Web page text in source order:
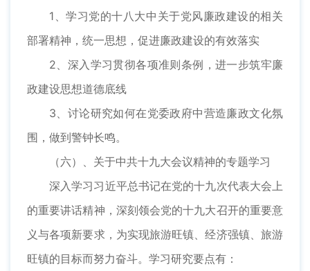
1、学习党的十八大中关于党风廉政建设的相关
部署精神，统一思想，促进廉政建设的有效落实
2、深入学习贯彻各项准则条例，进一步筑牢廉
政建设思想道德底线
3、讨论研究如何在党委政府中营造廉政文化氛
围，做到警钟长鸣。
（六）、关于中共十九大会议精神的专题学习
深入学习习近平总书记在党的十九次代表大会上
的重要讲话精神，深刻领会党的十九大召开的重要意
义与各项新要求，为实现旅游旺镇、经济强镇、旅游
旺镇的目标而努力奋斗。学习研究要点有：